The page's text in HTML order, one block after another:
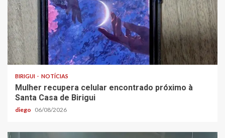
BIRIGUI NOTÍCIAS
Mulher recupera celular encontrado próximo à
Santa Casa de Birigui
diego 06/08/2026